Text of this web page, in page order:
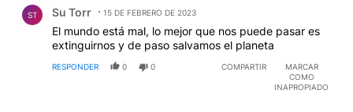
ST Su Torr 15 DE FEBRERO DE 2023
El mundo está mal, lo mejor que nos puede pasar es
extinguirnos y de paso salvamos el planeta
RESPONDER 0 0 COMPARTIR
MARCAR
COMO
INAPROPIADO